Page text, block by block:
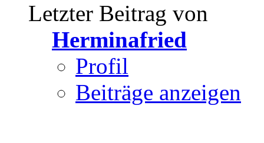
Letzter Beitrag von
Herminafried
Profil
Beiträge anzeigen